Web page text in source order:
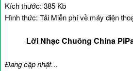
Kích thước: 385 Kb
Hình thức: Tải Miễn phí về máy điện
Lời Nhạc Chuông China
Đang cập nhật…